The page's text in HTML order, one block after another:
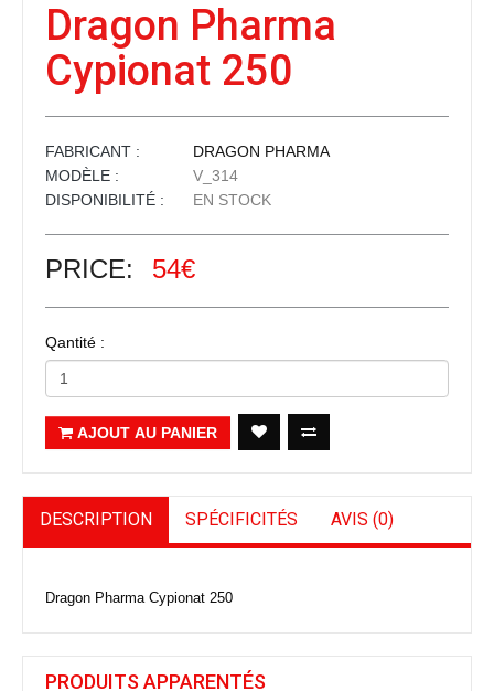
Dragon Pharma
Cypionat 250
FABRICANT :
DRAGON PHARMA
MODÈLE :
V_314
DISPONIBILITÉ :
EN STOCK
PRICE: 54€
Qantité :
AJOUT AU PANIER
DESCRIPTION SPÉCIFICITÉS AVIS (0)
Dragon Pharma Cypionat 250
PRODUITS APPARENTÉS